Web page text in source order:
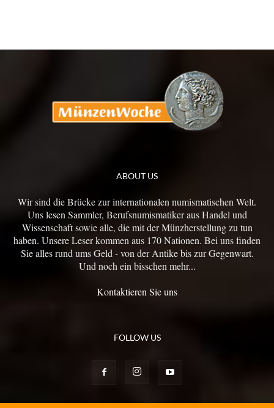
ABOUT US
Wir sind die Brücke zur internationalen numismatischen Welt.
Uns lesen Sammler, Berufsnumismatiker aus Handel und
Wissenschaft sowie alle, die mit der Münzherstellung zu tun
haben. Unsere Leser kommen aus 170 Nationen. Bei uns finden
Sie alles rund ums Geld - von der Antike bis zur Gegenwart.
Und noch ein bisschen mehr...
Kontaktieren Sie uns
FOLLOW US